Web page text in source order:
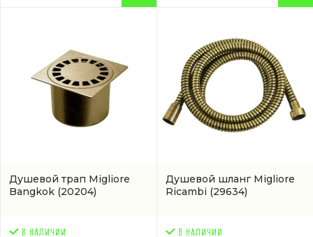
Душевой трап Migliore
Bangkok (20204)
Душевой шланг Migliore
Ricambi (29634)